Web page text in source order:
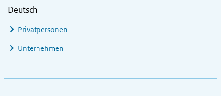
Deutsch
Privatpersonen
Unternehmen